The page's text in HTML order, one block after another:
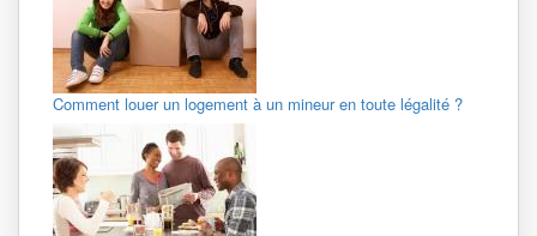
Comment louer un logement à un mineur en toute légalité ?